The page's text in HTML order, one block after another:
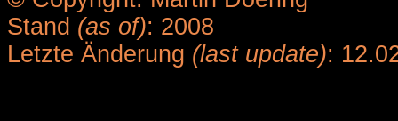
Stand (as of): 2008
Letzte Änderung (last update):